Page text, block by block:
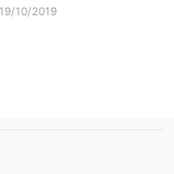
19/10/2019